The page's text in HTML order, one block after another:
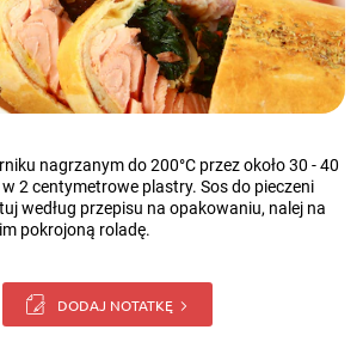
nagrzanym do 200°C przez około 30 - 40
2 centymetrowe plastry. Sos do pieczeni
według przepisu na opakowaniu, nalej na
pokrojoną roladę.
DODAJ NOTATKĘ